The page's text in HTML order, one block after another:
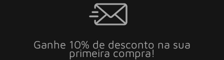
Ganhe 10% de desconto na sua
primeira compra!